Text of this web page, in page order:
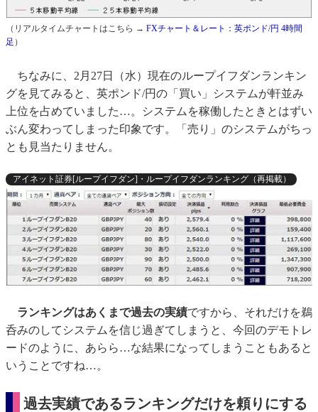
（リアルタイムチャートはこちら → FXチャート＆レート：英ポンド/円 4時間
足 ）
ちなみに、2月27日（水）現在のループイフダンランキン
グを見てみると、英ポンド/円の「買い」システムが軒並み
上位を占めていました…。システムを稼働したときとはずい
ぶん変わってしまった印象です。「売り」のシステムがちっ
とも見当たりません。
アイネット証券[ループイフダン]・ループイフダンランキング（再掲載）
ランキングはあくまで過去の実績ですから、それだけを鵜
呑みのしてシステムを信じ過ぎてしまうと、今回のデモトレ
ードのように、あらら…な結果になってしまうこともあると
いうことですね…。
過去実績であるランキングだけを頼りにする